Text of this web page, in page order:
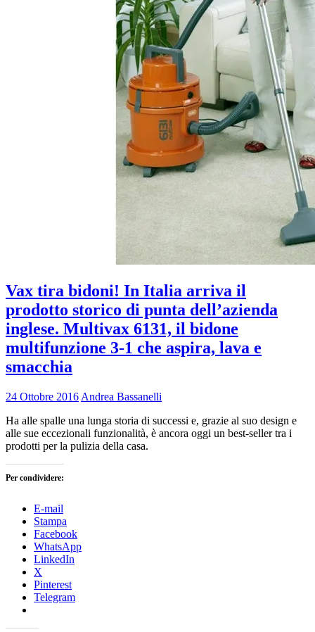
Vax tira bidoni! In Italia arriva il
prodotto storico di punta dell’azienda
inglese. Multivax 6131, il bidone
multifunzione 3-1 che aspira, lava e
smacchia
24 Ottobre 2016 Andrea Bassanelli
Ha alle spalle una lunga storia di successi e, grazie al suo design e
alle sue eccezionali funzionalità, è ancora oggi un best-seller tra i
prodotti per la pulizia della casa.
Per condividere:
E-mail
Stampa
Facebook
WhatsApp
LinkedIn
X
Pinterest
Telegram